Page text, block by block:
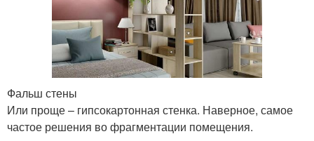
Фальш стены
Или проще – гипсокартонная стенка. Наверное, самое
частое решения во фрагментации помещения.